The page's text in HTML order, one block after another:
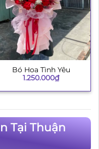
Bó Hoa Tình Yêu
1.250.000₫
Tại Thuận